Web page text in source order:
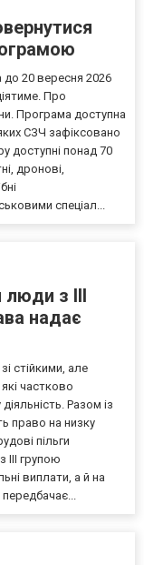
20 вересня 2026
Про
Програма доступна
СЗЧ зафіксовано
доступні понад 70
дронові,
спеціал...
люди з III
надає
стійкими, але
частково
Разом із
право на низку
пільги
III групою
виплати, а й на